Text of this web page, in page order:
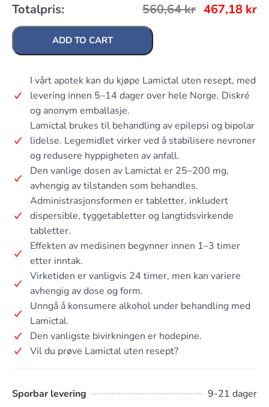
Totalpris: 560,64kr 467,18 kr
ADD TO CART
I vårt apotek kan du kjøpe Lamictal uten resept, med
levering innen 5–14 dager over hele Norge. Diskré
og anonym emballasje.
Lamictal brukes til behandling av epilepsi og bipolar
lidelse. Legemidlet virker ved å stabilisere nevroner
og redusere hyppigheten av anfall.
Den vanlige dosen av Lamictal er 25–200 mg,
avhengig av tilstanden som behandles.
Administrasjonsformen er tabletter, inkludert
dispersible, tyggetabletter og langtidsvirkende
tabletter.
Effekten av medisinen begynner innen 1–3 timer
etter inntak.
Virketiden er vanligvis 24 timer, men kan variere
avhengig av dose og form.
Unngå å konsumere alkohol under behandling med
Lamictal.
Den vanligste bivirkningen er hodepine.
Vil du prøve Lamictal uten resept?
Sporbar levering 9-21 dager